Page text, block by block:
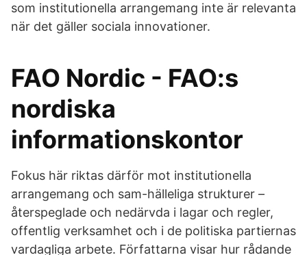
som institutionella arrangemang inte är relevanta
när det gäller sociala innovationer.
FAO Nordic - FAO:s
nordiska
informationskontor
Fokus här riktas därför mot institutionella
arrangemang och sam-hälleliga strukturer –
återspeglade och nedärvda i lagar och regler,
offentlig verksamhet och i de politiska partiernas
vardagliga arbete. Författarna visar hur rådande